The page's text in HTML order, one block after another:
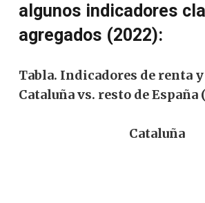
algunos indicadores
agregados (2022):
Tabla. Indicadores de renta
Cataluña vs. resto de España
Cataluña